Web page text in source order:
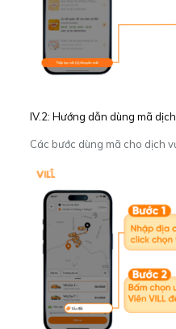
IV.2: Hướng dẫn dùng mã
Các bước dùng mã cho dịch